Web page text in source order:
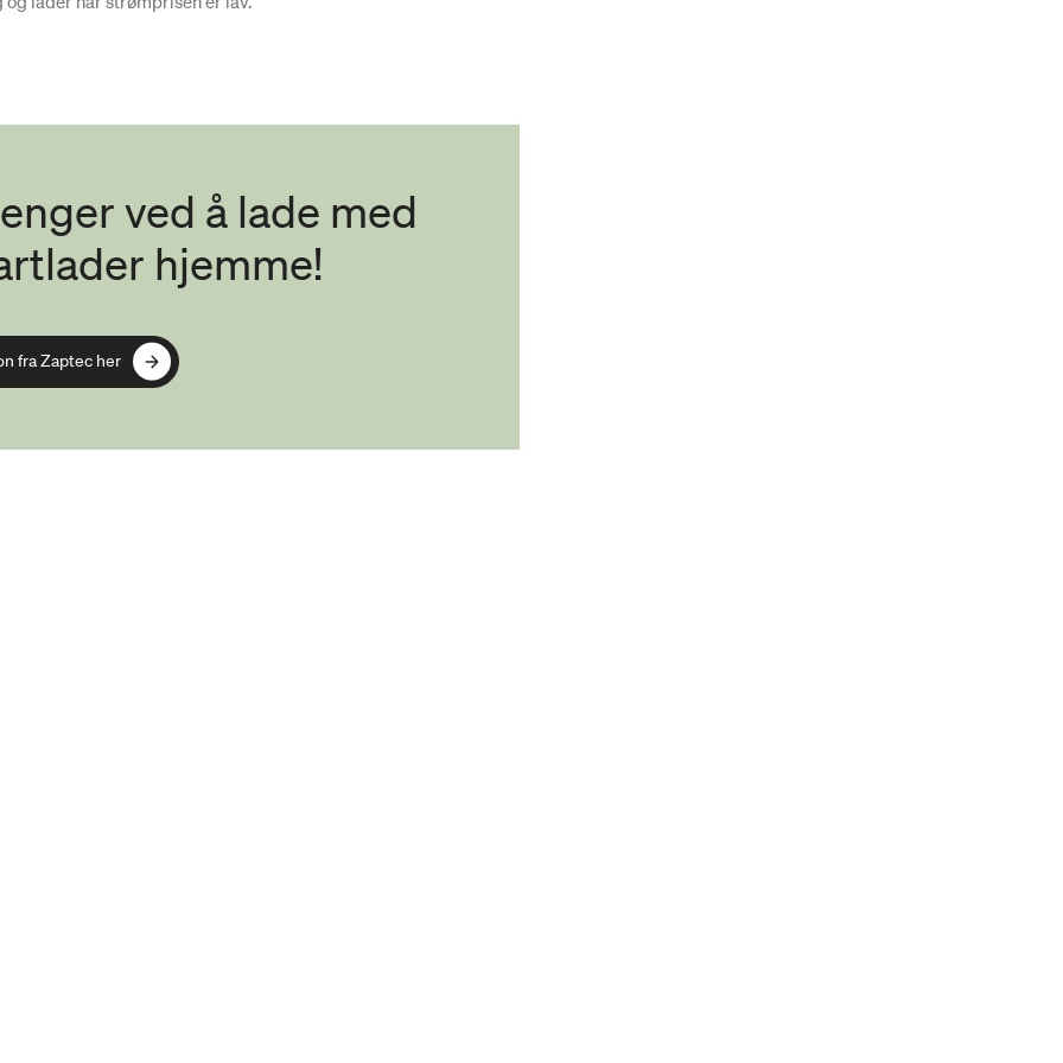
ved å lade med
hjemme!
fra Zaptec her
fra Zaptec her